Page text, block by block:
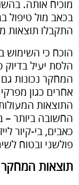
מוכיח אותה.
בכאב מול טיפול
התקבלו תוצאות
הוכח כי השימוש
הלסת יעיל
המחקר נכונות
אחרים כגון
התוצאות
החשובה ביותר –
כאבים, בי-קיור
פולשני ובטוח
תוצאות המחקר